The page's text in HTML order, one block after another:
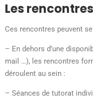
Les
Ces rencontres peuvent
– En dehors d’une
mail …), les rencontres
déroulent au sein :
– Séances de tutorat